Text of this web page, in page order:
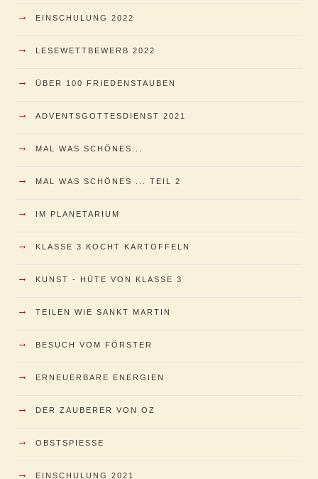
→ EINSCHULUNG 2022
→ LESEWETTBEWERB 2022
→ ÜBER 100 FRIEDENSTAUBEN
→ ADVENTSGOTTESDIENST 2021
→ MAL WAS SCHÖNES...
→ MAL WAS SCHÖNES ... TEIL 2
→ IM PLANETARIUM
→ KLASSE 3 KOCHT KARTOFFELN
→ KUNST - HÜTE VON KLASSE 3
→ TEILEN WIE SANKT MARTIN
→ BESUCH VOM FÖRSTER
→ ERNEUERBARE ENERGIEN
→ DER ZAUBERER VON OZ
→ OBSTSPIESSE
→ EINSCHULUNG 2021